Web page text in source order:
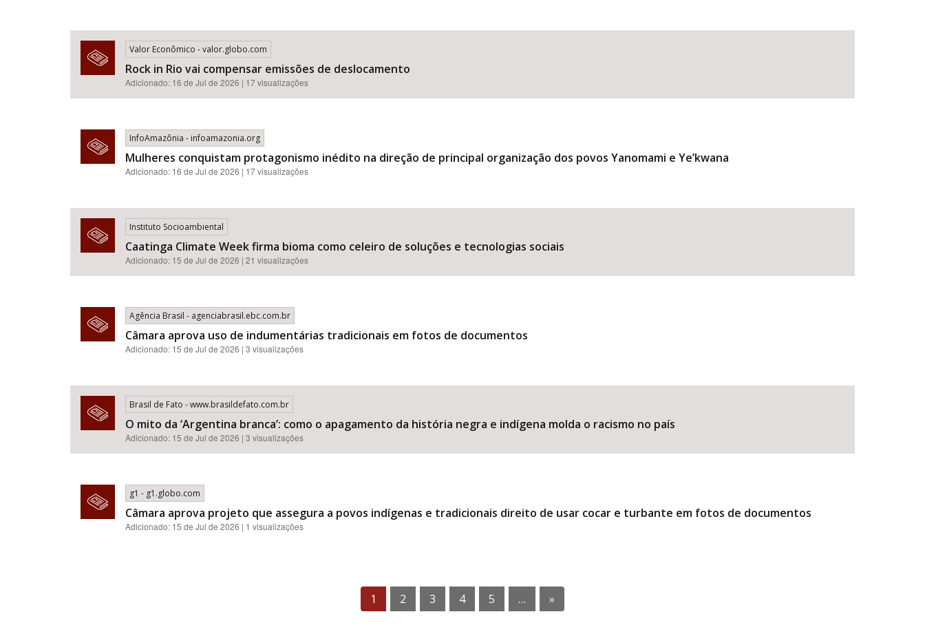
Valor Econômico - valor.globo.com
Rock in Rio vai compensar emissões de deslocamento
Adicionado: 16 de Jul de 2026 | 17 visualizações
InfoAmazônia - infoamazonia.org
Mulheres conquistam protagonismo inédito na direção de principal organização dos povos Yanomami e Ye’kwana
Adicionado: 16 de Jul de 2026 | 17 visualizações
Instituto Socioambiental
Caatinga Climate Week firma bioma como celeiro de soluções e tecnologias sociais
Adicionado: 15 de Jul de 2026 | 21 visualizações
Agência Brasil - agenciabrasil.ebc.com.br
Câmara aprova uso de indumentárias tradicionais em fotos de documentos
Adicionado: 15 de Jul de 2026 | 3 visualizações
Brasil de Fato - www.brasildefato.com.br
O mito da ‘Argentina branca’: como o apagamento da história negra e indígena molda o racismo no país
Adicionado: 15 de Jul de 2026 | 3 visualizações
g1 - g1.globo.com
Câmara aprova projeto que assegura a povos indígenas e tradicionais direito de usar cocar e turbante em fotos de documentos
Adicionado: 15 de Jul de 2026 | 1 visualizações
1 2 3 4 5 … »